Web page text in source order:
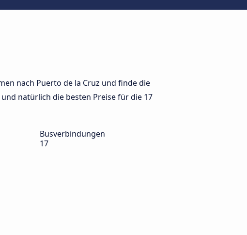
nach Puerto de la Cruz und finde die
natürlich die besten Preise für die 17
Busverbindungen
17